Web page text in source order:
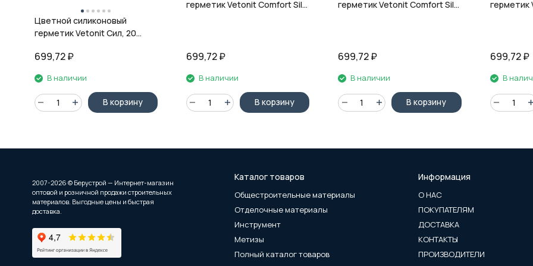
Цветной силиконовый
герметик Vetonit Сил, 20
699,72 ₽
В наличии
В корзину
герметик Vetonit Comfort Sil,
699,72₽
В наличии
В корзину
герметик Vetonit Comfort Sil,
699,72₽
В наличии
В корзину
герметик
699,72₽
В
2007-2026 © Берустрой — Интернет-магазин
оптовой и розничной продажи строительных
материалов. Выгодные цены и быстрая
доставка.
Каталог товаров
Общестроительные материалы
Отделочные материалы
Инструмент
Метизы
Полный каталог товаров
Информация
О НАС
ПОКУПАТЕЛЯМ
ДОСТАВКА
КОНТАКТЫ
ПРОИЗВОДИТЕЛИ